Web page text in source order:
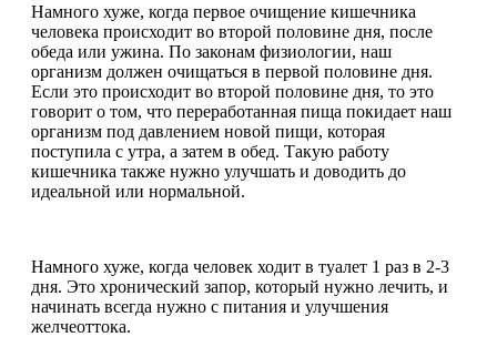
Намного хуже, когда первое очищение кишечника
человека происходит во второй половине дня, после
обеда или ужина. По законам физиологии, наш
организм должен очищаться в первой половине дня.
Если это происходит во второй половине дня, то это
говорит о том, что переработанная пища покидает наш
организм под давлением новой пищи, которая
поступила с утра, а затем в обед. Такую работу
кишечника также нужно улучшать и доводить до
идеальной или нормальной.
Намного хуже, когда человек ходит в туалет 1 раз в 2-3
дня. Это хронический запор, который нужно лечить, и
начинать всегда нужно с питания и улучшения
желчеоттока.